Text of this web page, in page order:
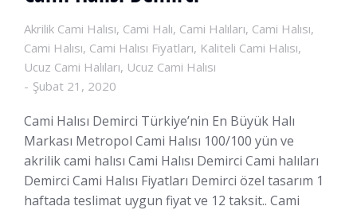
Akrilik Cami Halısı, Cami Halı, Cami Halıları, Cami Halısı,
Cami Halısı, Cami Halısı Fiyatları, Kaliteli Cami Halısı,
Ucuz Cami Halıları, Ucuz Cami Halısı
Şubat 21, 2020
Cami Halısı Demirci Türkiye’nin En Büyük Halı
Markası Metropol Cami Halısı 100/100 yün ve
akrilik cami halısı Cami Halısı Demirci Cami halıları
Demirci Cami Halısı Fiyatları Demirci özel tasarım 1
haftada teslimat uygun fiyat ve 12 taksit.. Cami